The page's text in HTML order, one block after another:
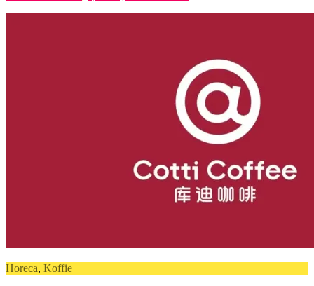
Horeca, Koffie